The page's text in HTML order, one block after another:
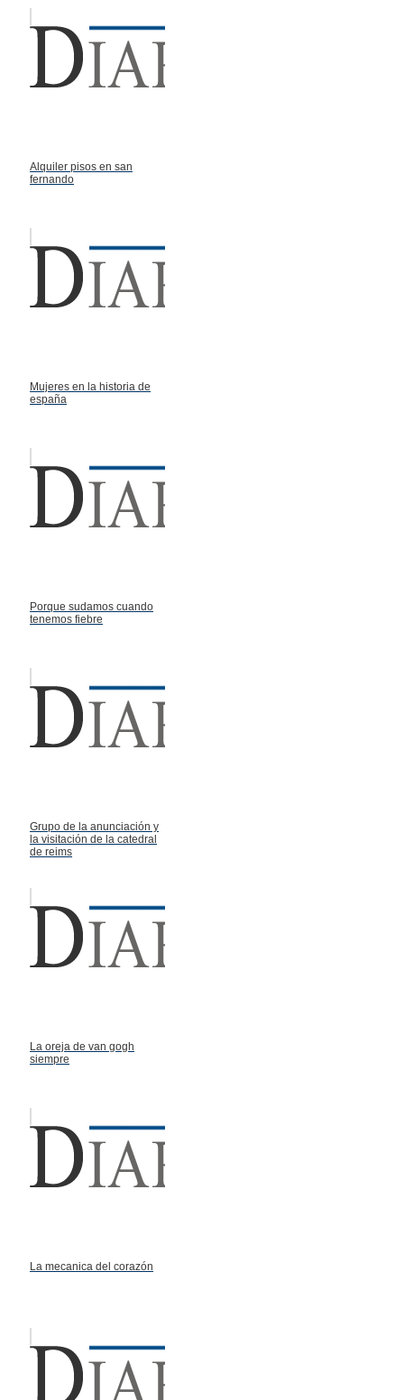
Alquiler pisos en san
fernando
Mujeres en la historia de
españa
Porque sudamos cuando
tenemos fiebre
Grupo de la anunciación y
la visitación de la catedral
de reims
La oreja de van gogh
siempre
La mecanica del corazón